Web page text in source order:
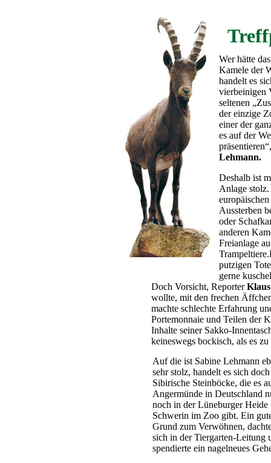
Wer hätte
Kamele der
handelt es
vierbeinigen
seltenen
der einzige
einer der
es auf der
Lehmann.
Deshalb ist
Anlage
Aussterben
oder
anderen
Freianlage
putzigen
gerne
Doch Vorsicht, Reporter
wollte, mit den frechen
machte schlechte Erfahrung
Portemonnaie und Teilen der
Inhalte seiner Sakko-
keineswegs bockisch, als es
Auf die ist Sabine Lehmann
sehr stolz, handelt es sich
Sibirische Steinböcke, die es
Angermünde in Deutschland
noch in der Lüneburger Heide
Schwerin im Zoo gibt. Ein
Grund zum Verwöhnen,
sich in der Tiergarten-Leitung
spendierte ein nagelneues